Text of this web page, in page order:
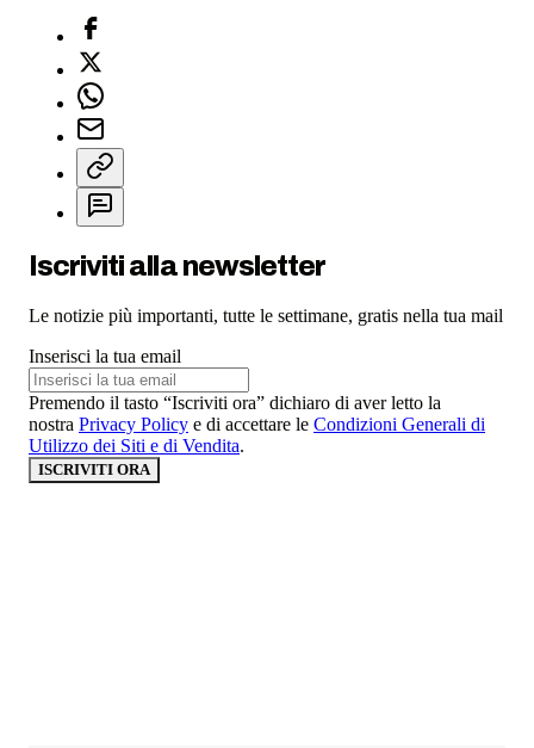
Iscriviti alla newsletter
Le notizie più importanti, tutte le settimane, gratis nella tua mail
Inserisci la tua email
Premendo il tasto “Iscriviti ora” dichiaro di aver letto la
nostra Privacy Policy e di accettare le Condizioni Generali di
Utilizzo dei Siti e di Vendita.
ISCRIVITI ORA